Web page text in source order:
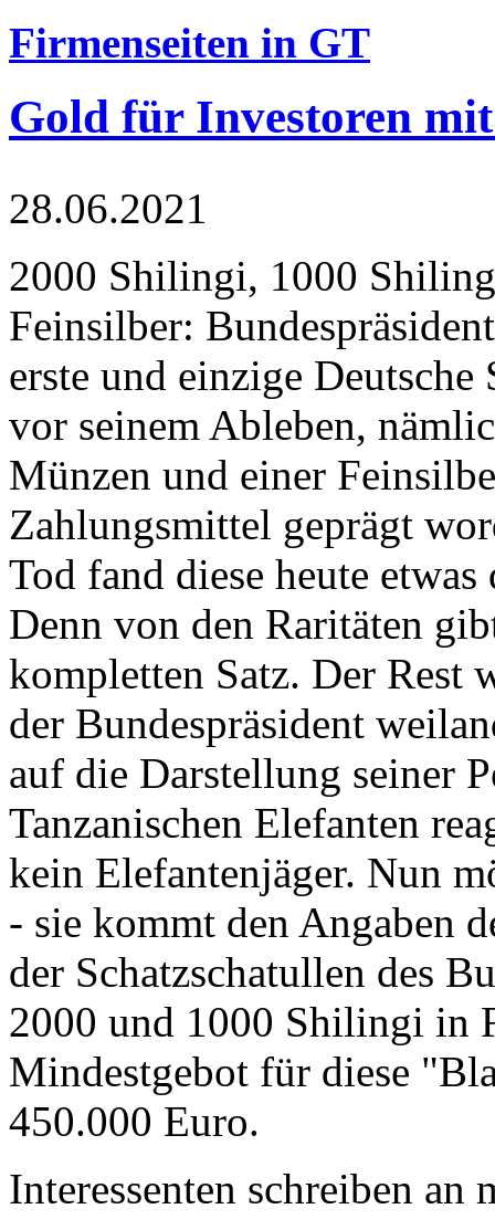
Firmenseiten in GT
Gold für Investoren
28.06.2021
2000 Shilingi, 1000
Feinsilber:
erste und einzige Deutsche
vor seinem Ableben,
Münzen und einer
Zahlungsmittel geprägt
Tod fand diese heute
Denn von den Raritäten
kompletten Satz. Der Rest
der Bundespräsident
auf die Darstellung seiner
Tanzanischen Elefanten
kein Elefantenjäger. Nun
- sie kommt den Angaben
der Schatzschatullen des
2000 und 1000 Shilingi in
Mindestgebot für diese
450.000 Euro.
Interessenten schreiben